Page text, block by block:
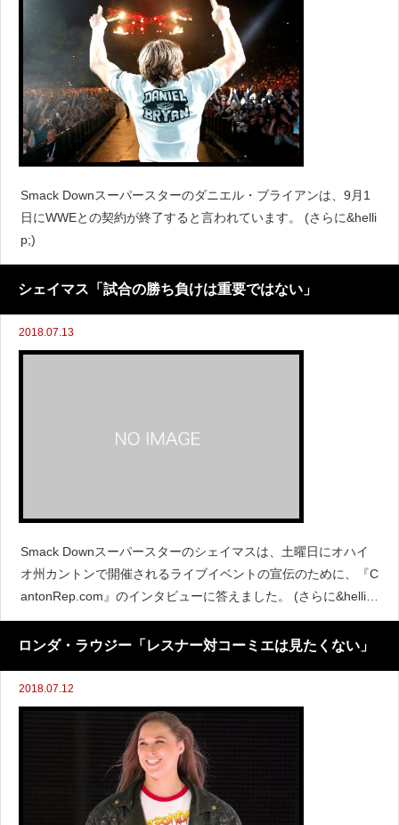
Smack Downスーパースターのダニエル・ブライアンは、9月1
日にWWEとの契約が終了すると言われています。 (さらに&helli
p;)
シェイマス「試合の勝ち負けは重要ではない」
2018.07.13
Smack Downスーパースターのシェイマスは、土曜日にオハイ
オ州カントンで開催されるライブイベントの宣伝のために、『C
antonRep.com』のインタビューに答えました。 (さらに&helli
p;)
ロンダ・ラウジー「レスナー対コーミエは見たくない」
2018.07.12